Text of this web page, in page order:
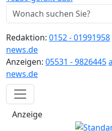
Redaktion: 0152 - 01991958
news.de
Anzeigen: 05531 - 9826445
news.de
Anzeige